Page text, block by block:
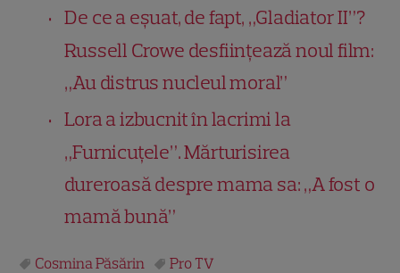
De ce a eșuat, de fapt, „Gladiator II”?
Russell Crowe desființează noul film:
„Au distrus nucleul moral”
Lora a izbucnit în lacrimi la
„Furnicuțele”. Mărturisirea
dureroasă despre mama sa: „A fost o
mamă bună”
Cosmina Păsărin Pro TV